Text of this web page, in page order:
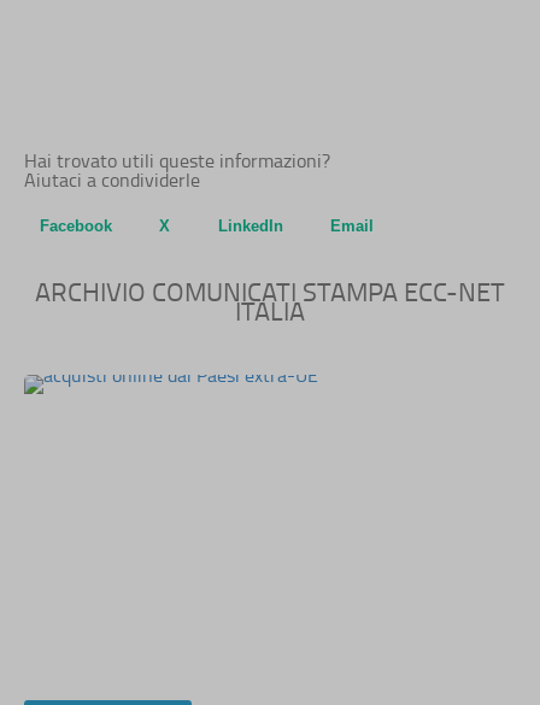
Hai trovato utili queste informazioni?
Aiutaci a condividerle
Facebook X LinkedIn Email
ARCHIVIO COMUNICATI STAMPA ECC-NET
ITALIA